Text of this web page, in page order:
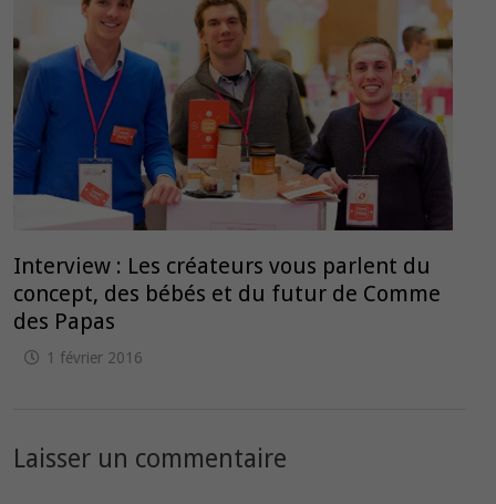
Interview : Les créateurs vous parlent du
concept, des bébés et du futur de Comme
des Papas
1 février 2016
Laisser un commentaire